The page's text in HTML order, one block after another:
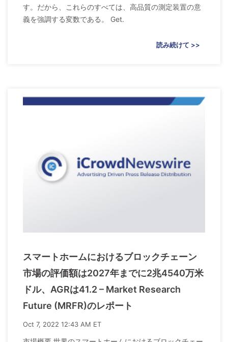
す。だから、これらのすべては、高品質の測定装置の意
義を強調する変数である。 Get.
読み続けて >>
スマートホームにおけるブロックチェーン
市場の評価額は2027年までに2兆4540万米
ドル、AGRは41.2 – Market Research
Future (MRFR)のレポート
Oct 7, 2022 12:43 AM ET